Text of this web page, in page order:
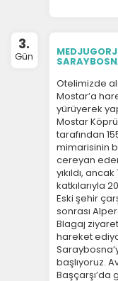
3.
Gün
Otelimizde
Mostar’a
yürüyerek
Mostar
tarafından
mimarisinin
cereyan
yıkıldı,
katkılarıyla
Eski şehir
sonrası
Blagaj
hareket
başlıyoruz.
Başçarşı’da